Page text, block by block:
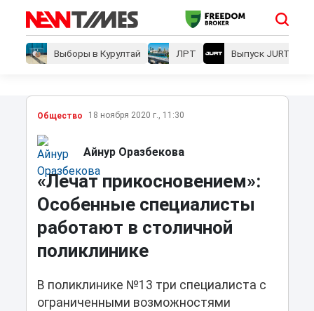
Выборы в Курултай ЛРТ Выпуск JURT
Общество 18 ноября 2020 г., 11:30
Айнур Оразбекова
«Лечат прикосновением»:
Особенные специалисты
работают в столичной
поликлинике
В поликлинике №13 три специалиста с
ограниченными возможностями